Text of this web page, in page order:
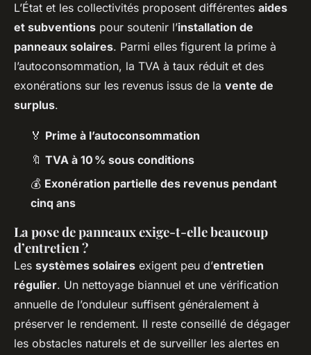
L’État et les collectivités proposent différentes aides
et subventions pour soutenir l’installation de
panneaux solaires. Parmi elles figurent la prime à
l’autoconsommation, la TVA à taux réduit et des
exonérations sur les revenus issus de la vente de
surplus.
🏅 Prime à l’autoconsommation
🔖 TVA à 10 % sous conditions
💰 Exonération partielle des revenus pendant
cinq ans
La pose de panneaux exige-t-elle beaucoup
d’entretien ?
Les systèmes solaires exigent peu d’entretien
régulier. Un nettoyage biannuel et une vérification
annuelle de l’onduleur suffisent généralement à
préserver le rendement. Il reste conseillé de dégager
les obstacles naturels et de surveiller les alertes en